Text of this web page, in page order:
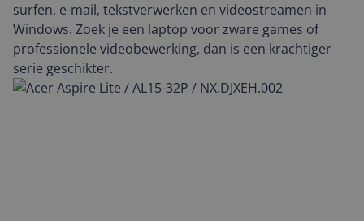
surfen, e-mail, tekstverwerken en videostreamen in
Windows. Zoek je een laptop voor zware games of
professionele videobewerking, dan is een krachtiger
serie geschikter.